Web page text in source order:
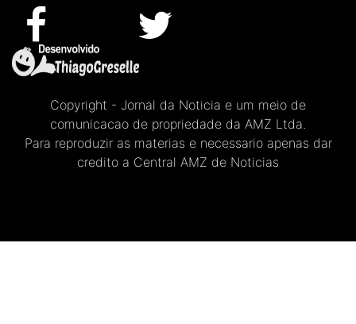
Copyright - Jornal da Noticia e um meio de
comunicacao de propriedade da AMZ Ltda.
Para reproduzir as materias e necessario apenas dar
credito a Central AMZ de Noticias